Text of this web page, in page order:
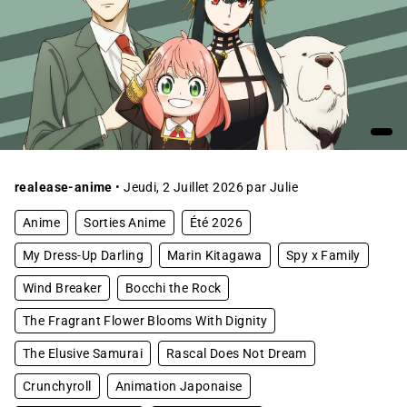
realease-anime • Jeudi, 2 Juillet 2026 par Julie
Anime Sorties Anime Été 2026
My Dress-Up Darling Marin Kitagawa Spy x Family
Wind Breaker Bocchi the Rock
The Fragrant Flower Blooms With Dignity
The Elusive Samurai Rascal Does Not Dream
Crunchyroll Animation Japonaise